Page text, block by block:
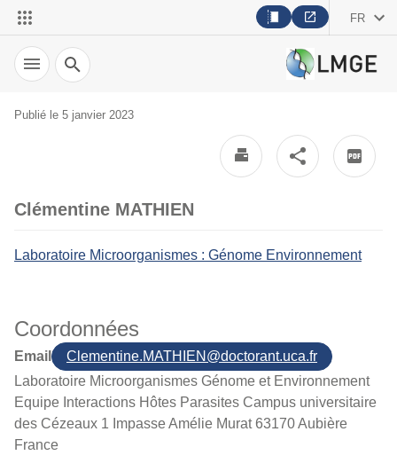
FR
Recherche
Publié le 5 janvier 2023
Clémentine MATHIEN
Laboratoire Microorganismes : Génome Environnement
Coordonnées
Email
Clementine.MATHIEN@doctorant.uca.fr
Laboratoire Microorganismes Génome et Environnement
Equipe Interactions Hôtes Parasites Campus universitaire
des Cézeaux 1 Impasse Amélie Murat 63170 Aubière
France